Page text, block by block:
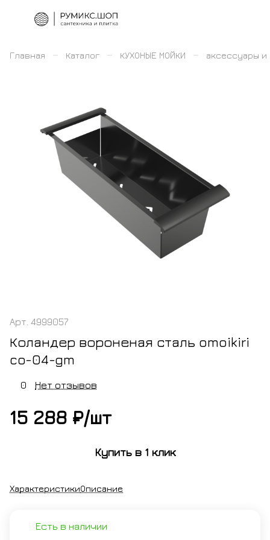
Главная – Каталог – КУХОНЫЕ МОЙКИ – аксессуары и
Арт. 4999057
Коландер вороненая сталь omoikiri
co-04-gm
0 Нет отзывов
15 288 ₽/шт
Купить в 1 клик
ХарактеристикиОписание
Есть в наличии